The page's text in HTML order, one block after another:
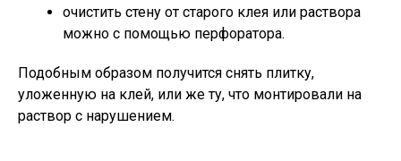
очистить стену от старого клея или раствора
можно с помощью перфоратора.
Подобным образом получится снять плитку,
уложенную на клей, или же ту, что монтировали на
раствор с нарушением.